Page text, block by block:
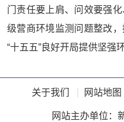
门责任要上肩、问效要强
级营商环境监测问题整改
“十五五”良好开局提供坚强
关于我们 网站地图
网站主办单位：